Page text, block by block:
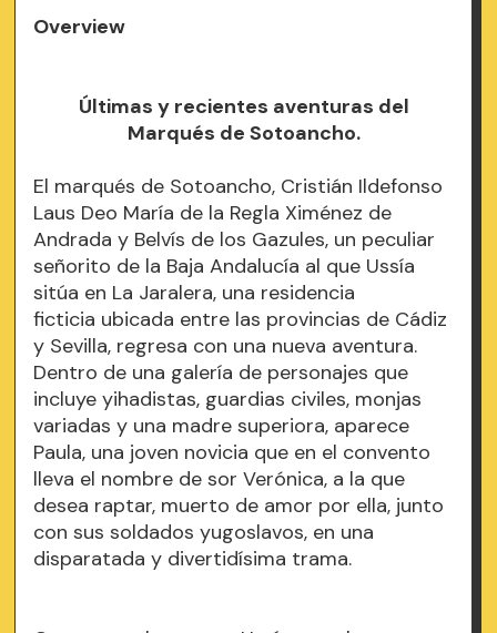
Overview
Últimas y recientes aventuras del
Marqués de Sotoancho.
El marqués de Sotoancho, Cristián Ildefonso
Laus Deo María de la Regla Ximénez de
Andrada y Belvís de los Gazules, un peculiar
señorito de la Baja Andalucía al que Ussía
sitúa en La Jaralera, una residencia
ficticia ubicada entre las provincias de Cádiz
y Sevilla, regresa con una nueva aventura.
Dentro de una galería de personajes que
incluye yihadistas, guardias civiles, monjas
variadas y una madre superiora, aparece
Paula, una joven novicia que en el convento
lleva el nombre de sor Verónica, a la que
desea raptar, muerto de amor por ella, junto
con sus soldados yugoslavos, en una
disparatada y divertidísima trama.